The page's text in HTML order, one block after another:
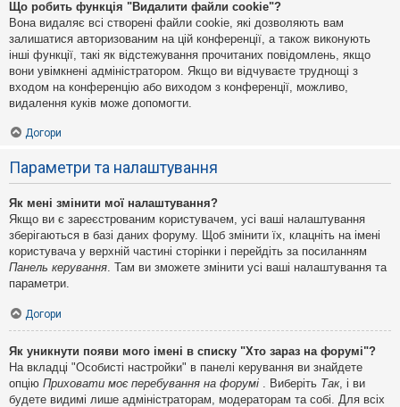
Що робить функція "Видалити файли cookie"?
Вона видаляє всі створені файли cookie, які дозволяють вам
залишатися авторизованим на цій конференції, а також виконують
інші функції, такі як відстежування прочитаних повідомлень, якщо
вони увімкнені адміністратором. Якщо ви відчуваєте труднощі з
входом на конференцію або виходом з конференції, можливо,
видалення куків може допомогти.
Догори
Параметри та налаштування
Як мені змінити мої налаштування?
Якщо ви є зареєстрованим користувачем, усі ваші налаштування
зберігаються в базі даних форуму. Щоб змінити їх, клацніть на імені
користувача у верхній частині сторінки і перейдіть за посиланням
Панель керування . Там ви зможете змінити усі ваші налаштування та
параметри.
Догори
Як уникнути появи мого імені в списку "Хто зараз на форумі"?
На вкладці "Особисті настройки" в панелі керування ви знайдете
опцію Приховати моє перебування на форумі . Виберіть Так, і ви
будете видимі лише адміністраторам, модераторам та собі. Для всіх